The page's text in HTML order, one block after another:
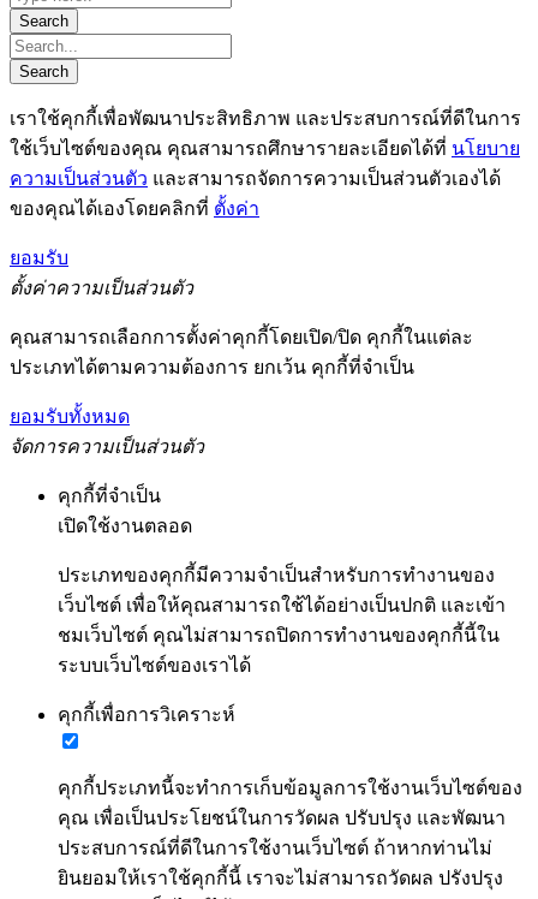
เราใช้คุกกี้เพื่อพัฒนาประสิทธิภาพ และประสบการณ์ที่ดีในการ
ใช้เว็บไซต์ของคุณ คุณสามารถศึกษารายละเอียดได้ที่ นโยบาย
ความเป็นส่วนตัว และสามารถจัดการความเป็นส่วนตัวเองได้
ของคุณได้เองโดยคลิกที่ ตั้งค่า
ยอมรับ
ตั้งค่าความเป็นส่วนตัว
คุณสามารถเลือกการตั้งค่าคุกกี้โดยเปิด/ปิด คุกกี้ในแต่ละ
ประเภทได้ตามความต้องการ ยกเว้น คุกกี้ที่จำเป็น
ยอมรับทั้งหมด
จัดการความเป็นส่วนตัว
คุกกี้ที่จำเป็น
เปิดใช้งานตลอด
ประเภทของคุกกี้มีความจำเป็นสำหรับการทำงานของ
เว็บไซต์ เพื่อให้คุณสามารถใช้ได้อย่างเป็นปกติ และเข้า
ชมเว็บไซต์ คุณไม่สามารถปิดการทำงานของคุกกี้นี้ใน
ระบบเว็บไซต์ของเราได้
คุกกี้เพื่อการวิเคราะห์
คุกกี้ประเภทนี้จะทำการเก็บข้อมูลการใช้งานเว็บไซต์ของ
คุณ เพื่อเป็นประโยชน์ในการวัดผล ปรับปรุง และพัฒนา
ประสบการณ์ที่ดีในการใช้งานเว็บไซต์ ถ้าหากท่านไม่
ยินยอมให้เราใช้คุกกี้นี้ เราจะไม่สามารถวัดผล ปรังปรุง